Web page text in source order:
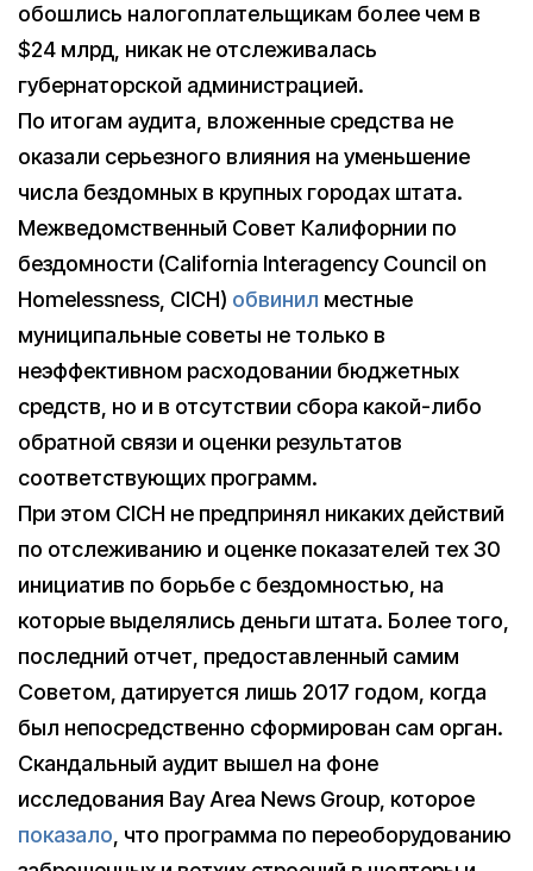
обошлись налогоплательщикам более чем в
$24 млрд, никак не отслеживалась
губернаторской администрацией.
По итогам аудита, вложенные средства не
оказали серьезного влияния на уменьшение
числа бездомных в крупных городах штата.
Межведомственный Совет Калифорнии по
бездомности (California Interagency Council on
Homelessness, CICH) обвинил местные
муниципальные советы не только в
неэффективном расходовании бюджетных
средств, но и в отсутствии сбора какой-либо
обратной связи и оценки результатов
соответствующих программ.
При этом CICH не предпринял никаких действий
по отслеживанию и оценке показателей тех 30
инициатив по борьбе с бездомностью, на
которые выделялись деньги штата. Более того,
последний отчет, предоставленный самим
Советом, датируется лишь 2017 годом, когда
был непосредственно сформирован сам орган.
Скандальный аудит вышел на фоне
исследования Bay Area News Group, которое
показало, что программа по переоборудованию